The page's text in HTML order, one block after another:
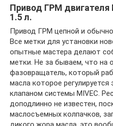
Привод ГРМ двигателя
1.5 л.
Привод ГРМ цепной и
Все метки для установки
опытные мастера делают
метки. Не за бываем, что на
фазовращатель, который
масла которое
клапаном системы MIVEC.
доподлинно не известен,
маслосъемных колпачков,